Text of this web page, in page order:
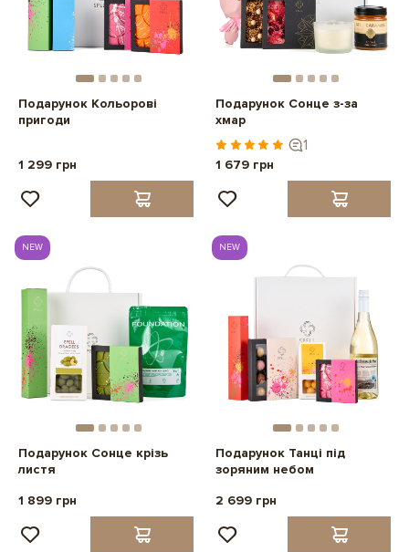
Подарунок Кольорові
пригоди
1 299 грн
Подарунок Сонце з-за
хмар
1
1 679 грн
NEW
Подарунок Сонце крізь
листя
1 899 грн
NEW
Подарунок Танці під
зоряним небом
2 699 грн